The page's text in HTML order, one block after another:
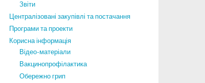
Звіти
Централізовані закупівлі та постачання
Програми та проекти
Корисна інформація
Відео-матеріали
Вакцинопрофілактика
Обережно грип